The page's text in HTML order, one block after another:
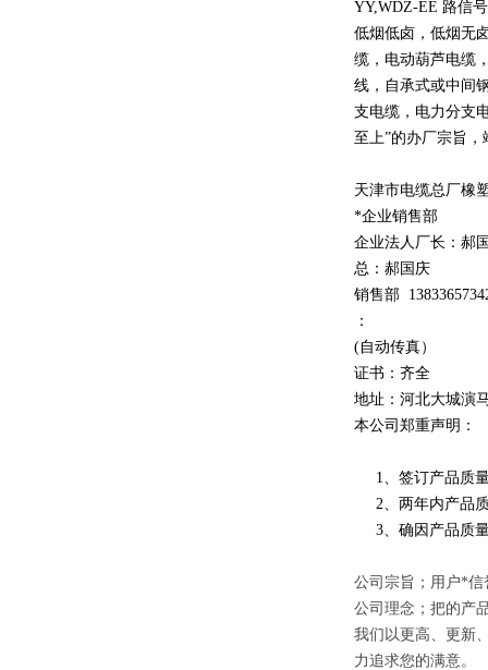
YY,WDZ-EE 路信
低烟低卤，低烟无
缆，电动葫芦电缆
线，自承式或中间
支电缆，电力分支
至上”的办厂宗旨，
天津市电缆总厂橡
*企业销售部
企业法人厂长：郝
总：郝国庆
销售部 13833
：
(自动传真）
证书：齐全
地址：河北大城演
本公司郑重声明：
1、签订产品质量
2、两年内产品质
3、确因产品质量
公司宗旨；用户*
公司理念；把的产
我们以更高、更新
力追求您的满意。